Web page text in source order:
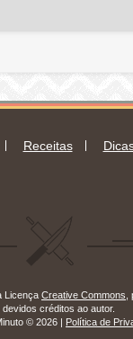
Receitas
Licença Creative Commons
devidos créditos ao autor.
© 2026 | Política de